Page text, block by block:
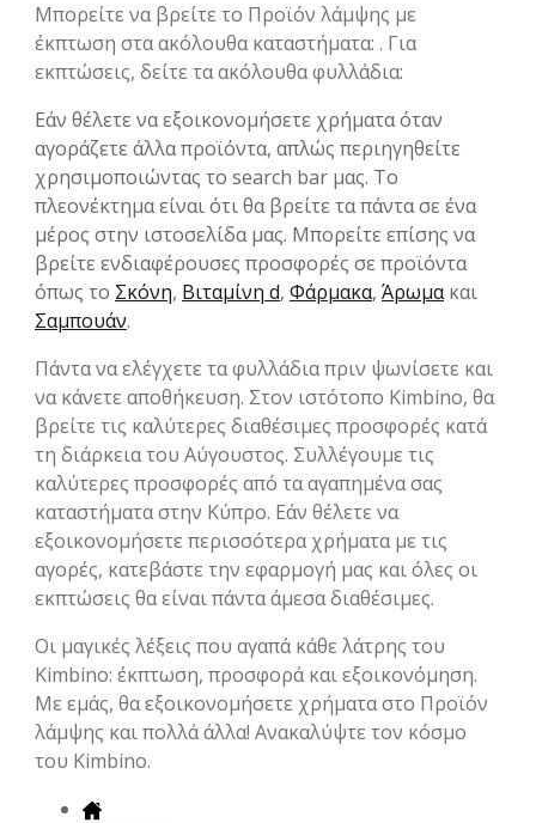
Μπορείτε να βρείτε το Προϊόν λάμψης με
έκπτωση στα ακόλουθα καταστήματα: . Για
εκπτώσεις, δείτε τα ακόλουθα φυλλάδια:
Εάν θέλετε να εξοικονομήσετε χρήματα όταν
αγοράζετε άλλα προϊόντα, απλώς περιηγηθείτε
χρησιμοποιώντας το search bar μας. Το
πλεονέκτημα είναι ότι θα βρείτε τα πάντα σε ένα
μέρος στην ιστοσελίδα μας. Μπορείτε επίσης να
βρείτε ενδιαφέρουσες προσφορές σε προϊόντα
όπως το Σκόνη, Βιταμίνη d, Φάρμακα, Άρωμακαι
Σαμπουάν.
Πάντα να ελέγχετε τα φυλλάδια πριν ψωνίσετε και
να κάνετε αποθήκευση. Στον ιστότοπο Kimbino, θα
βρείτε τις καλύτερες διαθέσιμες προσφορές κατά
τη διάρκεια του Αύγουστος. Συλλέγουμε τις
καλύτερες προσφορές από τα αγαπημένα σας
καταστήματα στην Κύπρο. Εάν θέλετε να
εξοικονομήσετε περισσότερα χρήματα με τις
αγορές, κατεβάστε την εφαρμογή μας και όλες οι
εκπτώσεις θα είναι πάντα άμεσα διαθέσιμες.
Οι μαγικές λέξεις που αγαπά κάθε λάτρης του
Kimbino: έκπτωση, προσφορά και εξοικονόμηση.
Με εμάς, θα εξοικονομήσετε χρήματα στο Προϊόν
λάμψης και πολλά άλλα! Ανακαλύψτε τον κόσμο
του Kimbino.